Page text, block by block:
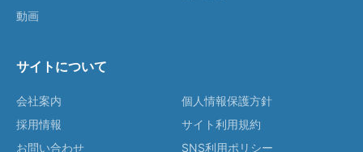
動画
サイトについて
会社案内
採用情報
お問い合わせ
個人情報保護方針
サイト利用規約
SNS利用ポリシー